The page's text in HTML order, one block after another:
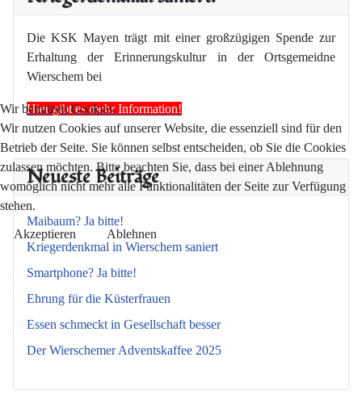
Die KSK Mayen trägt mit einer großzügigen Spende zur
Erhaltung der Erinnerungskultur in der Ortsgemeidne
Wierschem bei
Hier gibt es mehr Information!
Neueste Beiträge
Maibaum? Ja bitte!
Kriegerdenkmal in Wierschem saniert
Smartphone? Ja bitte!
Ehrung für die Küsterfrauen
Essen schmeckt in Gesellschaft besser
Der Wierschemer Adventskaffee 2025
Wir benutzen Cookies
Wir nutzen Cookies auf unserer Website, die essenziell sind für den
Betrieb der Seite. Sie können selbst entscheiden, ob Sie die Cookies
zulassen möchten. Bitte beachten Sie, dass bei einer Ablehnung
womöglich nicht mehr alle Funktionalitäten der Seite zur Verfügung
stehen.
Akzeptieren Ablehnen